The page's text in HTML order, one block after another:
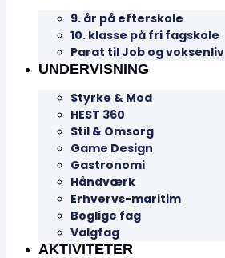
9. år på efterskole
10. klasse på fri fagskole
Parat til Job og voksenliv
UNDERVISNING
Styrke & Mod
HEST 360
Stil & Omsorg
Game Design
Gastronomi
Håndværk
Erhvervs-maritim
Boglige fag
Valgfag
AKTIVITETER